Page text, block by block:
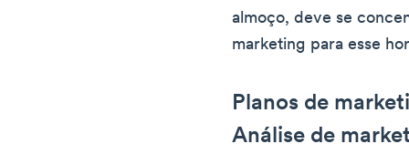
almoço, deve se
marketing para esse
Planos de
Análise de